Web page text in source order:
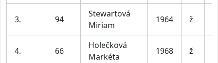
3. 94
Stewartová
Miriam
1964 ž
4. 66
Holečková
Markéta
1968 ž